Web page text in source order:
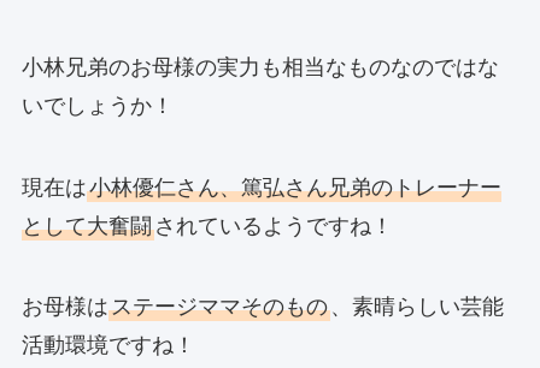
小林兄弟のお母様の実力も相当なものなのではな
いでしょうか！
現在は小林優仁さん、篤弘さん兄弟のトレーナー
として大奮闘されているようですね！
お母様はステージママそのもの、素晴らしい芸能
活動環境ですね！